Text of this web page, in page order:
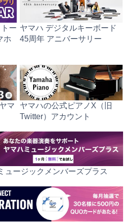
ー
ホ
ヤマハ デジタルキーボード
45周年 アニバーサリー
マ
ヤマハの公式ピアノX（旧
Twitter）アカウント
ュージックメンバーズプラス